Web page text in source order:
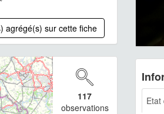
agrégé(s) sur cette fiche
117
observations
Etat